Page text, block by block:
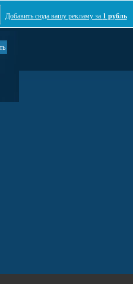
Добавить сюда вашу рекламу за 1 рубль